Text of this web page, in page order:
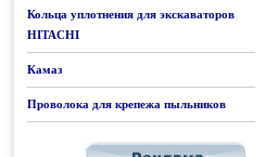
Кольца уплотнения для экскаваторов
HITACHI
Камаз
Проволока для крепежа пыльников